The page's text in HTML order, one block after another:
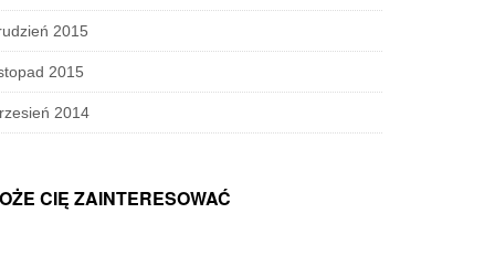
2015
2015
2014
CIĘ ZAINTERESOWAĆ